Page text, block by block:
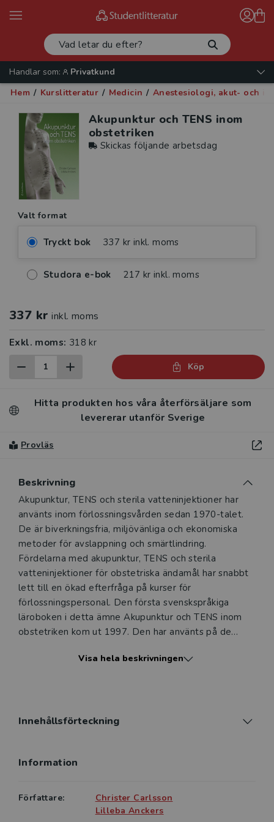
Handlar som:
Privatkund
Hem / Kurslitteratur / Medicin / Anestesiologi, akut- och
Akupunktur och TENS inom
obstetriken
Skickas följande arbetsdag
Valt format
Tryckt bok 337 kr inkl. moms
Studora e-bok 217 kr inkl. moms
337 kr inkl. moms
Exkl. moms: 318 kr
Köp
Hitta produkten hos våra återförsäljare som
levererar utanför Sverige
Provläs
Beskrivning
Beskrivning
Akupunktur, TENS och sterila vatteninjektioner har
använts inom förlossningsvården sedan 1970-talet.
De är biverkningsfria, miljövänliga och ekonomiska
metoder för avslappning och smärtlindring.
Fördelarna med akupunktur, TENS och sterila
vatteninjektioner för obstetriska ändamål har snabbt
lett till en ökad efterfråga på kurser för
förlossningspersonal. Den första svenskspråkiga
läroboken i detta ämne Akupunktur och TENS inom
obstetriken kom ut 1997. Den har använts på de
är främst erfarenheterna från de kurserna som ligger
presentation av kinesisk medicin i förhållande till
för att lätt kunna användas i den kliniska vardagen. En
svårigheter med akupunkturforskning ökar förståelsen
Visa hela beskrivningen
Innehållsförteckning
Information
Författare:
Christer Carlsson
Lilleba Anckers